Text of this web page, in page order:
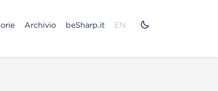
Archivio beSharp.it EN